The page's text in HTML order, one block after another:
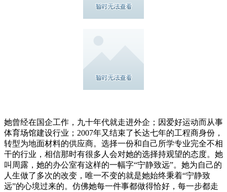
她曾经在国企工作，九十年代就走进外企；因爱好运动而从事
体育场馆建设行业；2007年又结束了长达七年的工程商身份，
转型为地面材料的供应商。选择一份和自己所学专业完全不相
干的行业，相信那时有很多人会对她的选择持观望的态度。她
叫周露，她的办公室有这样的一幅字“宁静致远”。她为自己的
人生做了多次的改变，唯一不变的就是她始终秉着“宁静致
远”的心境过来的。仿佛她每一件事都做得恰好，每一步都走